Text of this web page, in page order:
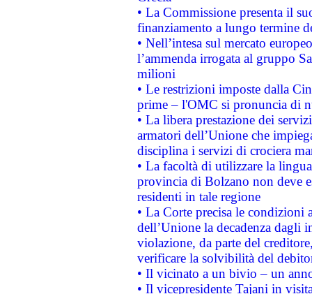
• La Commissione presenta il
finanziamento a lungo termine
• Nell’intesa sul mercato
l’ammenda irrogata al gruppo
milioni
• Le restrizioni imposte dalla
prime – l'OMC si pronuncia di
• La libera prestazione dei
armatori dell’Unione che
disciplina i servizi di crociera
• La facoltà di utilizzare la
provincia di Bolzano non deve
residenti in tale regione
• La Corte precisa le
dell’Unione la decadenza dagli
violazione, da parte del
verificare la solvibilità del
• Il vicinato a un bivio – un
• Il vicepresidente Tajani in